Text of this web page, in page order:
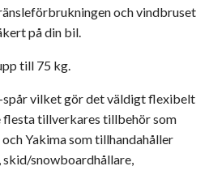
och vindbruset
på din bil.
till 75 kg.
spår vilket gör det väldigt flexibelt
tillverkares tillbehör som
Yakima som tillhandahåller
snowboardhållare,